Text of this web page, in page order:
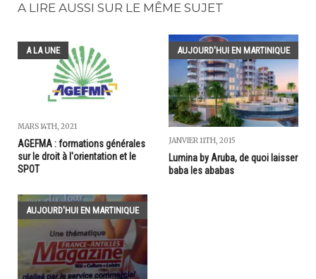
A LIRE AUSSI SUR LE MÊME SUJET
A LA UNE
MARS 14TH, 2021
AGEFMA : formations générales
sur le droit à l'orientation et le
SPOT
AUJOURD'HUI EN MARTINIQUE
JANVIER 11TH, 2015
Lumina by Aruba, de quoi laisser
baba les ababas
AUJOURD'HUI EN MARTINIQUE